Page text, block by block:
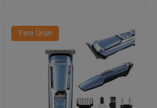
Yeni Ürün